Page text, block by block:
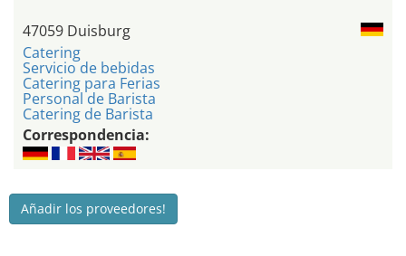
47059 Duisburg
Catering
Servicio de bebidas
Catering para Ferias
Personal de Barista
Catering de Barista
Correspondencia:
Añadir los proveedores!